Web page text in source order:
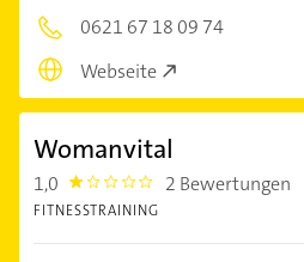
0621 67 18 09 74
Webseite
Womanvital
1,0 1.0 2 Bewertungen
FITNESSTRAINING